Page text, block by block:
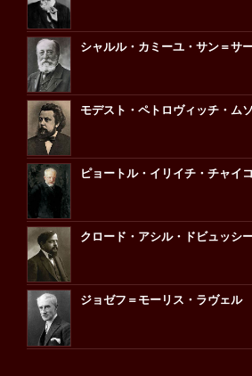
シャルル・カミーユ・サン＝サ
モデスト・ペトロヴィッチ・ム
ピョートル・イリイチ・チャイ
クロード・アシル・ドビュッシ
ジョゼフ＝モーリス・ラヴェル